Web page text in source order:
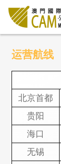
运营航线
北京首都
贵阳
海口
无锡